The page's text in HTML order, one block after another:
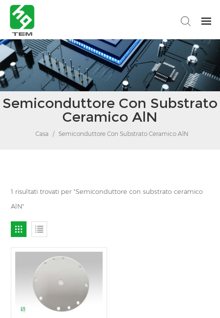
Semiconduttore Con Substrato
Ceramico AlN
Casa / Semiconduttore Con Substrato Ceramico AlN
1 risultati trovati per "Semiconduttore con substrato ceramico
AlN"